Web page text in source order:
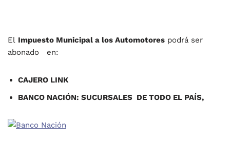
El Impuesto Municipal a los Automotores podrá ser
abonado en:
CAJERO LINK
BANCO NACIÓN: SUCURSALES DE TODO EL PAÍS,